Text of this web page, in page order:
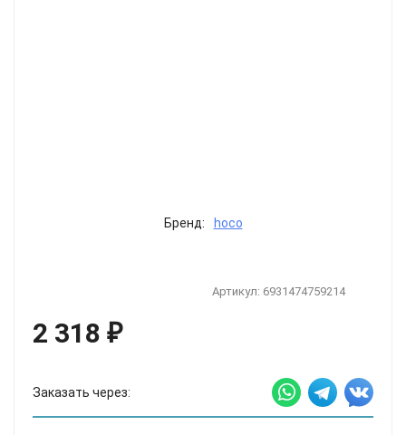
Бренд: hoco
Артикул: 6931474759214
2 318 ₽
Заказать через: